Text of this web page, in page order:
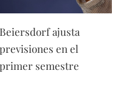
Beiersdorf ajusta
previsiones en el
primer semestre